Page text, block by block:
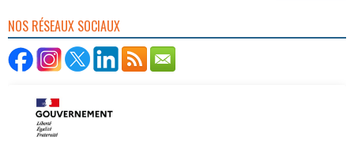
NOS RÉSEAUX SOCIAUX